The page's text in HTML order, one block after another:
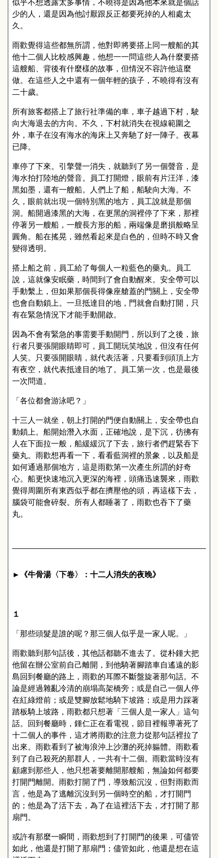
似乎不想透露太多事情，不曉得是因為他本來就是個話
少的人，還是因為他討厭跟反正都要死掉的人相處太
久。
雨歡覺得這些都無所謂，他對即將要搭上同一艘船的其
他十二個人比較感興趣，他想一一問這些人為什麼要搭
這艘船、背後有什麼樣的故事，但情況不容許他這麼
做。在這些人之中還有一個年輕的孩子，不曉得有沒有
二十歲。
所有旅客都搭上了旅行社準備的車，車子越過下村，駛
向大海退去的方向。不久，下村就消失在視線範圍之
外，車子在沒有海水的海床上又奔馳了好一陣子。夜幕
已降。
車停了下來。引擎聲一消失，就聽到了另一個聲音，是
海水拍打陸地的聲音。員工打開燈，眼前有片汪洋，漆
黑如墨，還有一艘船。人們上了船，船駛向大海。不
久，眼前就出現一個特別黑的地方，員工說就是那個
洞。船開過漆黑的大海，在更黑的洞裡停了下來，那裡
停著另一艘船，一艘長方形的船，兩端像是磨損般略呈
圓角。船在搖晃，雖然看起來是白色的，但時不時又會
變得透明。
搭上船之前，員工給了每個人一粒藍色的藥丸。員工
說，這就像安眠藥，時間到了會自動醒來。安全帶可以
手動繫上，但如果那個長得像座艙蓋的門關上，安全帶
也會自動鎖上。一旦抵達目的地，門就會自動打開，只
有在緊急情況下才能手動開啟。
因為不會有緊急的事需要手動開門，所以到了之後，旅
行者只要張開眼睛即可，員工開玩笑地說，但沒有任何
人笑。只要張開眼睛，就代表活著，只要看到頭頂上方
有夜空，就代表抵達目的地了。員工第一次，也是最後
一次問道。
「各位都會游泳吧？」
十三人一就坐，朝上打開的門便自動關上，安全帶也自
動鎖上。船開始潛入水面，正確地說，是下沉，彷彿有
人在下面拉一般，船緩緩沉了下去，旅行者們趕緊吞下
藥丸。雨歡想再看一下，看看藍洞裡的景象，以及船是
如何通過那個地方，這是雨歡第一次產生所謂的好奇
心。船更快速地沉入更深的海裡，頭痛迅速襲來，雨歡
覺得周圍所有東西似乎都在擠壓他的頭，再這樣下去，
腦袋可能會碎裂。所有人都睡著了，雨歡也吞下了藥
丸。
► 《牛骨湯〈下卷〉：十二人消失的夜晚》
１
「那些頭髮是誰的呢？那三個人似乎是一家人呢。」
雨歡聽到那句話後，其他話都聽不進去了。從朴鍾大把
他留在辦公室前自己離開，到他騎著腳踏車自遙遠的影
島回到餐廳的路上，雨歡的耳際不斷盤旋著那句話。不
論是經過雜亂冷清的崩塌高架橋旁；或是自己一個人停
在紅綠燈前；或是雙腳放鬆地騎下坡路；或是用力踩著
踏板騎上坡路，雨歡都只想著「三個人是一家人」這句
話。回到餐廳時，鍾仁正在看電視，節目裡報導著死了
十二個人的事件，這才將雨歡的注意力從那句話裡拉了
出來。雨歡看到了被海浪沖上沙灘的死掉軀體。雨歡看
到了自己殺死的那群人，一共有十二個。雨歡當時沒有
顧慮到那些人，他只想著要離開那艘船，無論如何都要
打開門離開。雨歡打開了門，導致船沉沒，但對雨歡而
言，他是為了逃離沉沒到另一個時空的船，才打開門
的；他是為了活下去，為了在這裡活下去，才打開了那
扇門。
或許有那麼一瞬間，雨歡想到了打開門的後果，可儘管
如此，他還是打開了那扇門；儘管如此，他還是想在這